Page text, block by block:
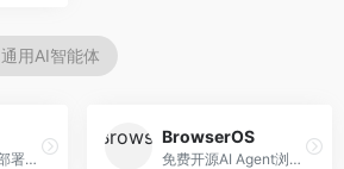
通用AI智能体
AI智能体开发与部署平台，专注于语音交互智能体。面向开发者，提供语音智能体创建、部署服务、社区分享等功能，语音交互能力强。
BrowserOS
免费开源AI Agent浏览器，专注于浏览器自动化。面向开发者，提供浏览器控制、任务自动化、API接口等服务，开源免费。